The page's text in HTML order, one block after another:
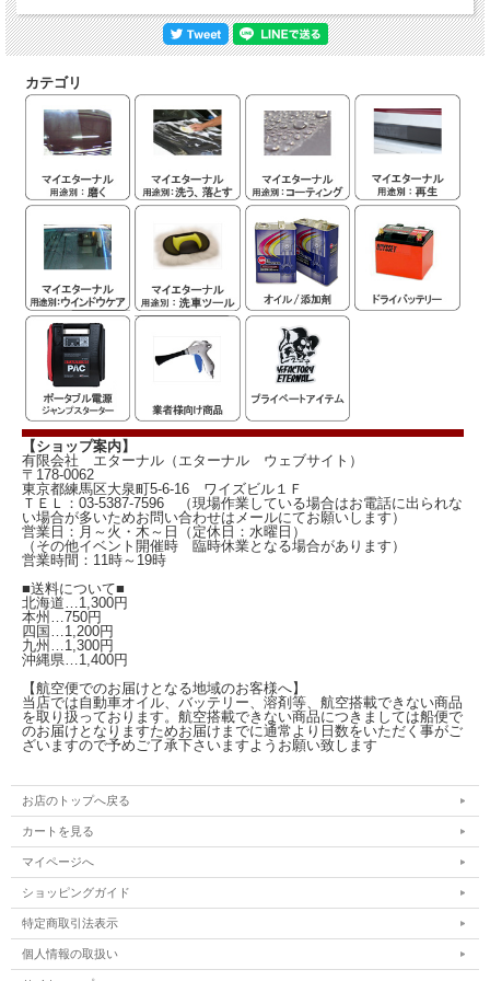
排気量2500cc以上のストリートユースの車両で 65Ah以上のサイズが標準搭載さ
れ、ナビゲーションシステム、セキュリティなどが装備された車両にはHEDC（エ
テリー LB1200） をお勧めいたします。多くの車両の純正バッテリーに一番近いサ
イズです。また、輸入車の場合は オデッセイ （ODYSSEY） ドライバッテリ
ー LB1200 をお勧めします。
高さ188（173）奥行17010時間率42.0Ah5時間率39.5Ah1時間率33.8Ah
HEDC(エイチイーディーシー)
P12m （旧：LB1200)
サイズ
(mm）
高さ（ ）
M6端子使用
時
幅 200
コールドクランキング電流(CCA）
定電流放
電容量
20時
間率
46.0Ah
最大放電可能電流
2,600A
端子：DIN JIS M6をお選び下さい。
※ODYSSEY Ultimateシリーズは、2025年4月でHEDC（エイチイーディーシー）へ
とブランド名が変更となりますが
しばらくの間、混在する場合がありますが、ご了承ください。
こちらの商品は、ご注文後のキャンセルをお受けできませんので、予めご了承くだ
カテゴリ
【ショップ案内】
有限会社 エターナル（エターナル ウェブサイト）
〒178-0062
東京都練馬区大泉町5-6-16 ワイズビル１Ｆ
ＴＥＬ：03-5387-7596 （現場作業している場合はお電話に出られな
い場合が多いためお問い合わせはメールにてお願いします）
営業日：月～火・木～日（定休日：水曜日）
（その他イベント開催時 臨時休業となる場合があります）
営業時間：11時～19時
■送料について■
北海道…1,300円
本州…750円
四国…1,200円
九州…1,300円
沖縄県…1,400円
【航空便でのお届けとなる地域のお客様へ】
当店では自動車オイル、バッテリー、溶剤等、航空搭載できない商品
を取り扱っております。航空搭載できない商品につきましては船便で
のお届けとなりますためお届けまでに通常より日数をいただく事がご
ざいますので予めご了承下さいますようお願い致します
お店のトップへ戻る
カートを見る
マイページへ
ショッピングガイド
特定商取引法表示
個人情報の取扱い